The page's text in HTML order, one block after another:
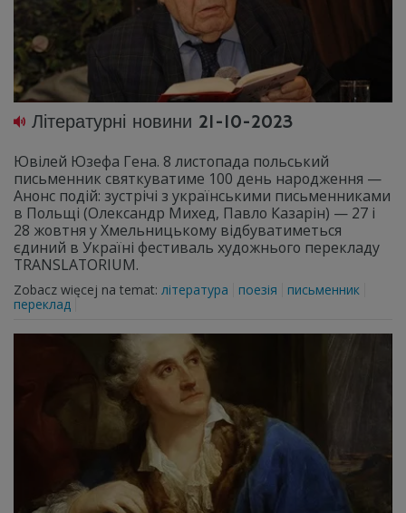
Літературні новини 21-10-2023
Ювілей Юзефа Гена. 8 листопада польський
письменник святкуватиме 100 день народження —
Анонс подій: зустрічі з українськими письменниками
в Польщі (Олександр Михед, Павло Казарін) — 27 i
28 жовтня у Хмельницькому відбуватиметься
єдиний в Україні фестиваль художнього перекладу
TRANSLATORIUM.
Zobacz więcej na temat: література поезія
письменник
переклад